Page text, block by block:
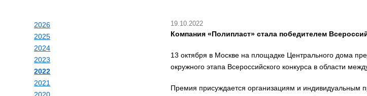
2026
2025
2024
2023
2022
2021
19.10.2022
Компания «Полипласт» стала победителем
13 октября в Москве на площадке Центрального дома
окружного этапа Всероссийского конкурса в области
Премия присуждается организациям и индивидуальным